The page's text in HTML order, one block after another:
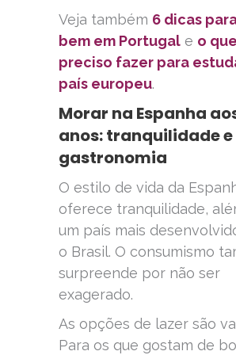
Veja também 6 dicas
bem em Portugal e o
preciso fazer para
país europeu.
Morar na Espanha
anos: tranquilidade
gastronomia
O estilo de vida da
oferece tranquilidade,
um país mais
o Brasil. O consumismo
surpreende por não ser
exagerado.
As opções de lazer são
Para os que gostam de